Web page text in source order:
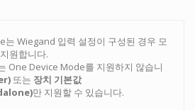
는 Wiegand 입력 설정이 구성된 경우 모
원합니다.
One Device Mode를 지원하지 않습니
또는 장치 기본값
만 지원할 수 있습니다.